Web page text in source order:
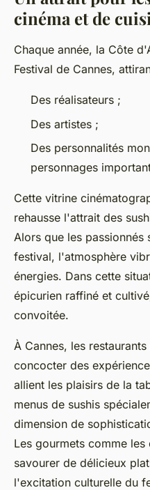
cinéma et de
Chaque année, la Côte
Festival de Cannes,
Des réalisateurs ;
Des artistes ;
Des personnalités
personnages
Cette vitrine
rehausse l'attrait des
Alors que les passionnés
festival, l'atmosphère
énergies. Dans cette
épicurien raffiné et
convoitée.
À Cannes, les
concocter des
allient les plaisirs de la
menus de sushis
dimension de
Les gourmets comme
savourer de délicieux
l'excitation culturelle du